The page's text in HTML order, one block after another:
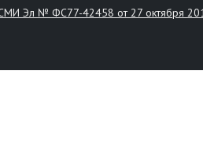
СМИ Эл № ФС77-42458 от 27 октября